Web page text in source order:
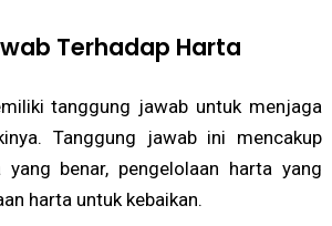
Terhadap Harta
tanggung jawab untuk menjaga
Tanggung jawab ini mencakup
yang benar, pengelolaan harta yang
harta untuk kebaikan.